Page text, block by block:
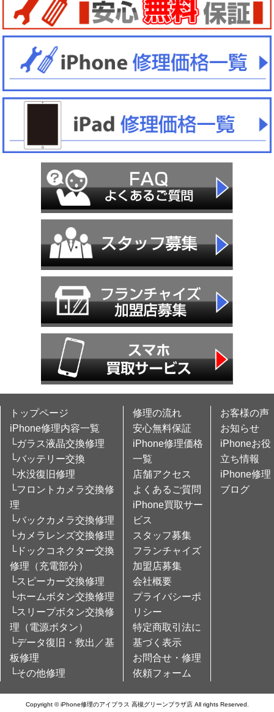
トップページ
iPhone修理内容一覧
└ガラス液晶交換修理
└バッテリー交換
└水没復旧修理
└フロントカメラ交換修
理
└バックカメラ交換修理
└カメラレンズ交換修理
└ドックコネクター交換
修理（充電部分）
└スピーカー交換修理
└ホームボタン交換修理
└スリープボタン交換修
理（電源ボタン）
└データ復旧・救出／基
板修理
└その他修理
修理の流れ
安心無料保証
iPhone修理価格
一覧
店舗アクセス
よくあるご質問
iPhone買取サー
ビス
スタッフ募集
フランチャイズ
加盟店募集
会社概要
プライバシーポ
リシー
特定商取引法に
基づく表示
お問合せ・修理
依頼フォーム
お客様の声
お知らせ
iPhoneお役
立ち情報
iPhone修理
ブログ
Copyright © iPhone修理のアイプラス 高槻グリーンプラザ店 All rights Reserved.